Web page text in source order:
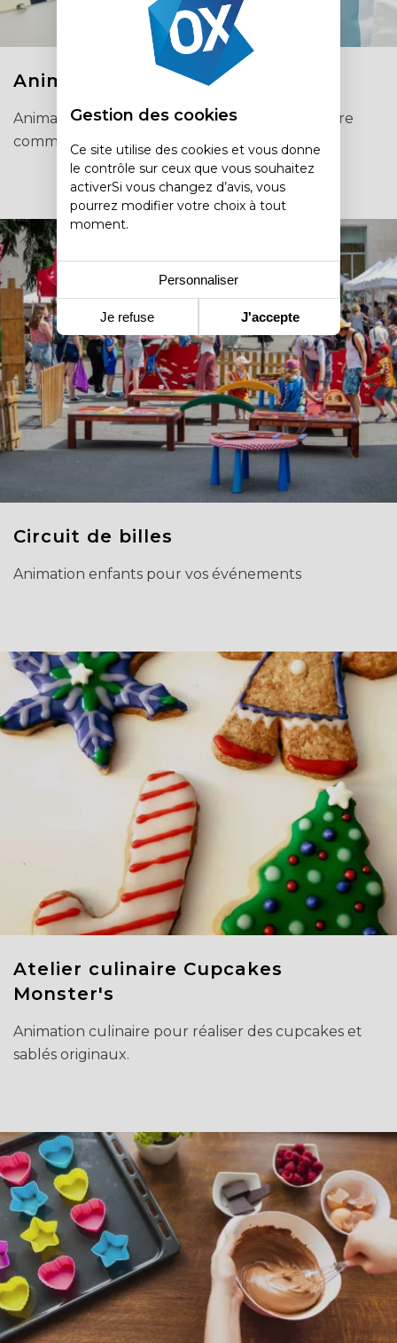
Animation relooking enfants
Animation avec relooking d'enfants pour centre
commerciaux
Circuit de billes
Animation enfants pour vos événements
Atelier culinaire Cupcakes
Monster's
Animation culinaire pour réaliser des cupcakes et
sablés originaux.
Gestion des cookies
Ce site utilise des cookies et vous donne
le contrôle sur ceux que vous souhaitez
activerSi vous changez d’avis, vous
pourrez modifier votre choix à tout
moment.
Je refuse
Personnaliser
J'accepte